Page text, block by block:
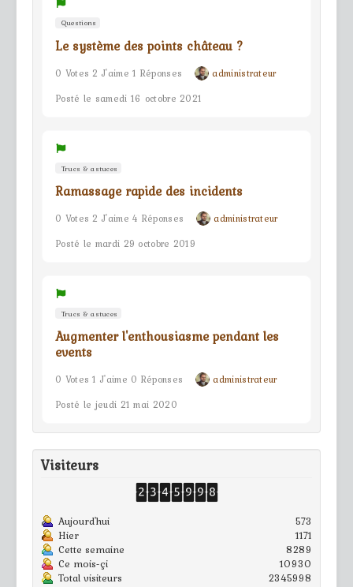
Questions
Le système des points château ?
0 Votes 2 J'aime 1 Réponses
administrateur
Posté le samedi 16 octobre 2021
Trucs & astuces
Ramassage rapide des incidents
0 Votes 2 J'aime 4 Réponses
administrateur
Posté le mardi 29 octobre 2019
Trucs & astuces
Augmenter l'enthousiasme pendant les
events
0 Votes 1 J'aime 0 Réponses
administrateur
Posté le jeudi 21 mai 2020
Visiteurs
Aujourd'hui
573
Hier
1171
Cette semaine
8289
Ce mois-çi
10930
Total visiteurs
2345998